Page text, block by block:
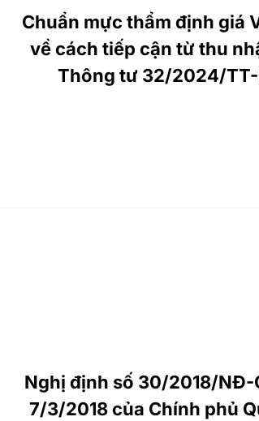
Chuẩn mực thẩm định giá
về cách tiếp cận từ thu
Thông tư 32/2024/TT-
Nghị định số 30/2018/NĐ-
7/3/2018 của Chính phủ